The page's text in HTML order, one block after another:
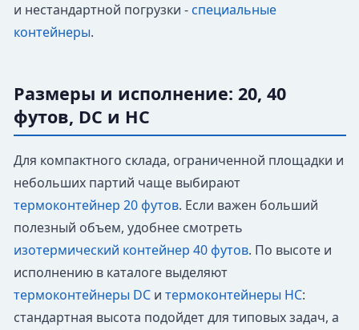
и нестандартной погрузки - специальные
контейнеры.
Размеры и исполнение: 20, 40
футов, DC и HC
Для компактного склада, ограниченной площадки и
небольших партий чаще выбирают
термоконтейнер 20 футов. Если важен больший
полезный объем, удобнее смотреть
изотермический контейнер 40 футов. По высоте и
исполнению в каталоге выделяют
термоконтейнеры DCи термоконтейнеры HC:
стандартная высота подойдет для типовых задач, а